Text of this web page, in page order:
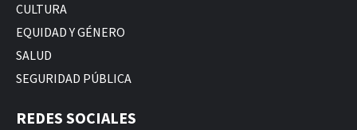
CULTURA
EQUIDAD Y GÉNERO
SALUD
SEGURIDAD PÚBLICA
REDES SOCIALES